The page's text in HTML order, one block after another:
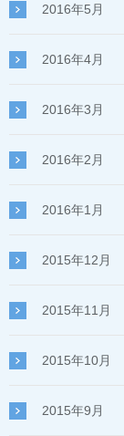
2016年5月
2016年4月
2016年3月
2016年2月
2016年1月
2015年12月
2015年11月
2015年10月
2015年9月